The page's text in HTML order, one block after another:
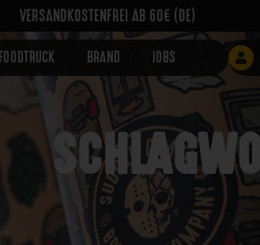
VERSANDKOSTENFREI AB 60€ (DE)
FOODTRUCK BRAND JOBS